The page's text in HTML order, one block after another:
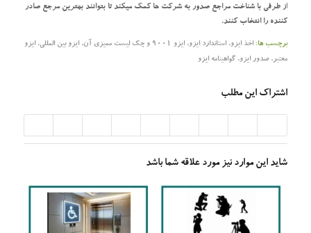
از طرفی با شناخت مراجع صدور به شرکت ها کمک میکند تا بتوانند بهترین مرجع صادر
کننده را انتخاب کنند.
برچسب ها: اخذ ایزو, استاندارد ایزو, ایزو 9001 و چک لیست ممیزی آن , ایزو بین المللی, ایزو
معتبر,صدور ایزو, گواهینامه ایزو
اشتراک این مطلب
شاید این موارد نیز مورد علاقه شما باشد